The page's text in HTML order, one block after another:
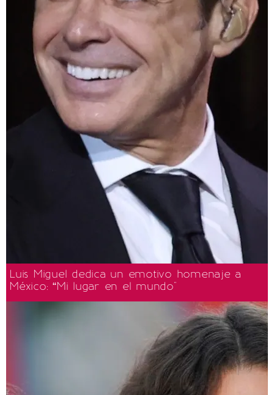
Luis Miguel dedica un emotivo homenaje a
México: “Mi lugar en el mundo"